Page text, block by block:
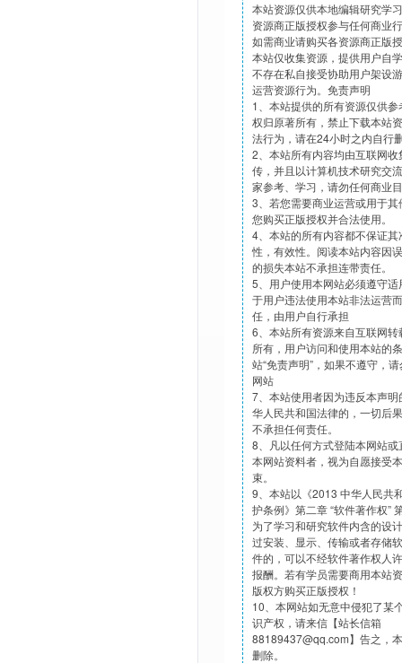
本站资源仅供本地编辑研究学
资源商正版授权参与任何商业
如需商业请购买各资源商正版
本站仅收集资源，提供用户自
不存在私自接受协助用户架设
运营资源行为。免责声明
1、本站提供的所有资源仅供
权归原著所有，禁止下载本站
法行为，请在24小时之内自行
2、本站所有内容均由互联网
传，并且以计算机技术研究交
家参考、学习，请勿任何商业
3、若您需要商业运营或用于
您购买正版授权并合法使用。
4、本站的所有内容都不保证
性，有效性。阅读本站内容因
的损失本站不承担连带责任。
5、用户使用本网站必须遵守
于用户违法使用本站非法运营
任，由用户自行承担
6、本站所有资源来自互联网
所有，用户访问和使用本站的
站“免责声明”，如果不遵守，
网站
7、本站使用者因为违反本声
华人民共和国法律的，一切后
不承担任何责任。
8、凡以任何方式登陆本网站
本网站资料者，视为自愿接受
束。
9、本站以《2013 中华人民共
护条例》第二章 “软件著作权”
为了学习和研究软件内含的设
过安装、显示、传输或者存储
件的，可以不经软件著作权人
报酬。若有学员需要商用本站
版权方购买正版授权！
10、本网站如无意中侵犯了某
识产权，请来信【站长信箱
88189437@qq.com】告之，
删除。